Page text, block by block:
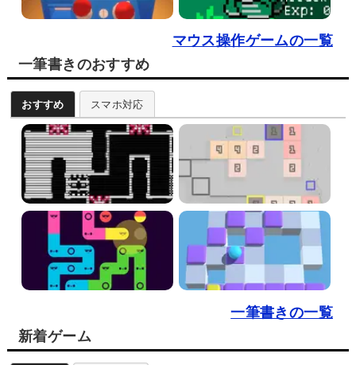
マウス操作ゲームの一覧
一筆書きのおすすめ
おすすめ スマホ対応
一筆書きの一覧
新着ゲーム